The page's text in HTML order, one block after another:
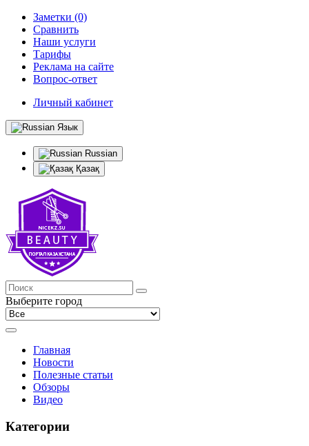
Заметки (0)
Сравнить
Наши услуги
Тарифы
Реклама на сайте
Вопрос-ответ
Личный кабинет
Язык
Russian
Қазақ
Выберите город
Главная
Новости
Полезные статьи
Обзоры
Видео
Категории